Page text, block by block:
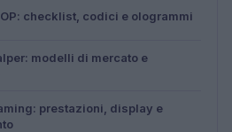
checklist, codici e ologrammi
modelli di mercato e
prestazioni, display e